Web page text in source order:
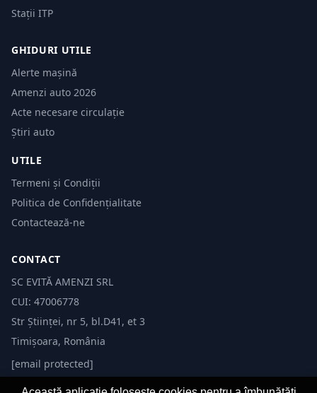
Stații ITP
GHIDURI UTILE
Alerte mașină
Amenzi auto 2026
Acte necesare circulație
Știri auto
UTILE
Termeni și Condiții
Politica de Confidențialitate
Contactează-ne
CONTACT
SC EVITĂ AMENZI SRL
CUI: 47006778
Str Științei, nr 5, bl.D41, et 3
Timișoara, România
[email protected]